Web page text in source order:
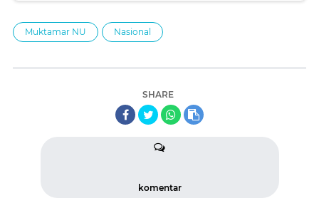
Muktamar NU Nasional
SHARE
komentar